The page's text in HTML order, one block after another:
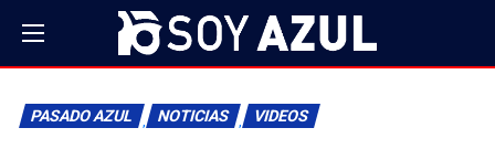
PASADO AZUL NOTICIAS VIDEOS